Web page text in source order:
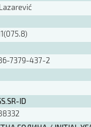
делатности
ауторског дела
лиценце
7379-437-2
ID